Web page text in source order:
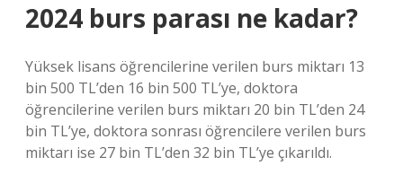
2024 burs parası ne kadar?
Yüksek lisans öğrencilerine verilen burs miktarı 13
bin 500 TL’den 16 bin 500 TL’ye, doktora
öğrencilerine verilen burs miktarı 20 bin TL’den 24
bin TL’ye, doktora sonrası öğrencilere verilen burs
miktarı ise 27 bin TL’den 32 bin TL’ye çıkarıldı.